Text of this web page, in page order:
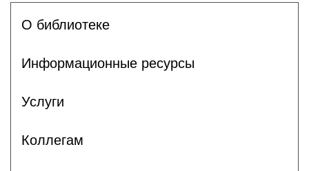
О библиотеке
Информационные ресурсы
Услуги
Коллегам